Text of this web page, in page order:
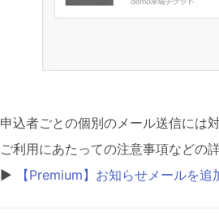
申込者ごとの個別のメール送信には
ご利用にあたっての注意事項などの
▶
【Premium】お知らせメールを追